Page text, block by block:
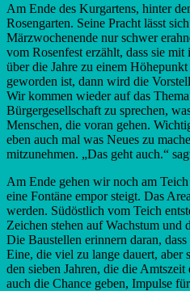
Am Ende des Kurgartens, hinter
Rosengarten. Seine Pracht lässt
Märzwochenende nur schwer
vom Rosenfest erzählt, dass sie
über die Jahre zu einem
geworden ist, dann wird die
Wir kommen wieder auf das
Bürgergesellschaft zu sprechen,
Menschen, die voran gehen.
eben auch mal was Neues zu
mitzunehmen. „Das geht auch.“
Am Ende gehen wir noch am
eine Fontäne empor steigt. Das
werden. Südöstlich vom Teich
Zeichen stehen auf Wachstum
Die Baustellen erinnern daran,
Eine, die viel zu lange dauert, aber
den sieben Jahren, die die
auch die Chance geben, Impulse